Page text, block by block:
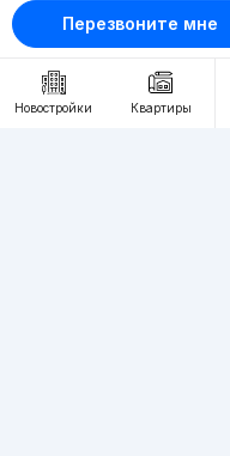
Перезвоните мне
Новостройки Квартиры
Пн-Пт. С 9:30 до 18:00
RU UZ